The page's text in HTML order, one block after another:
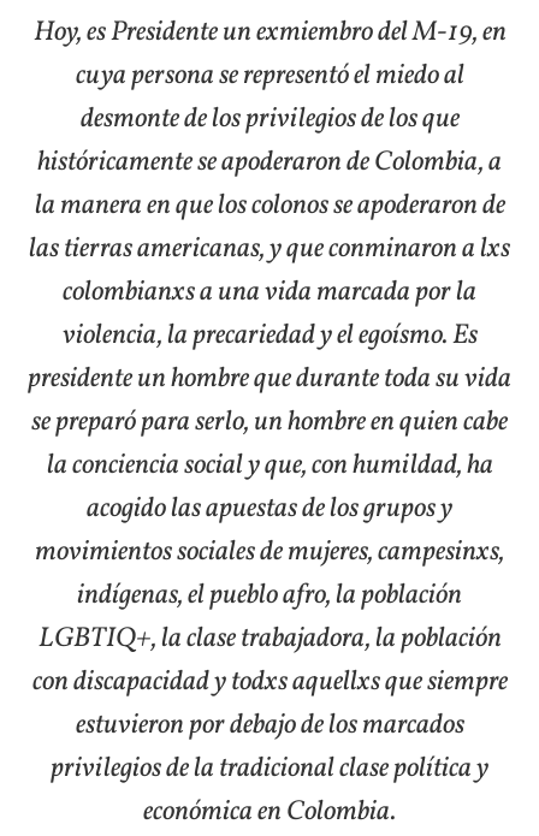
Hoy, es Presidente un exmiembro del M-19, en
cuya persona se representó el miedo al
desmonte de los privilegios de los que
históricamente se apoderaron de Colombia, a
la manera en que los colonos se apoderaron de
las tierras americanas, y que conminaron a lxs
colombianxs a una vida marcada por la
violencia, la precariedad y el egoísmo. Es
presidente un hombre que durante toda su vida
se preparó para serlo, un hombre en quien cabe
la conciencia social y que, con humildad, ha
acogido las apuestas de los grupos y
movimientos sociales de mujeres, campesinxs,
indígenas, el pueblo afro, la población
LGBTIQ+, la clase trabajadora, la población
con discapacidad y todxs aquellxs que siempre
estuvieron por debajo de los marcados
privilegios de la tradicional clase política y
económica en Colombia.